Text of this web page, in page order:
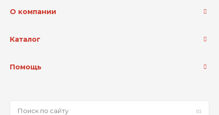
О компании
Каталог
Помощь